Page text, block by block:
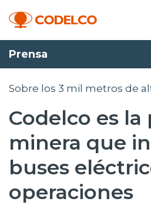
Transparencia activa
Prensa
Sobre los 3 mil metros de
Codelco es la
minera que
buses
operaciones